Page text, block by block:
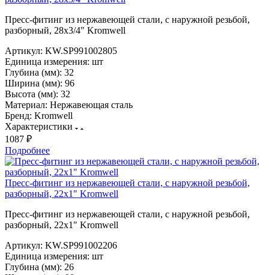
Пресс-фитинг из нержавеющей стали, с наружной резьбой,
разборный, 28х3/4" Kromwell
Артикул: KW.SP991002805
Единица измерения: шт
Глубина (мм): 32
Ширина (мм): 96
Высота (мм): 32
Материал: Нержавеющая сталь
Бренд: Kromwell
Характеристики
1087 ₽
Подробнее
Пресс-фитинг из нержавеющей стали, с наружной резьбой,
разборный, 22х1" Kromwell
Пресс-фитинг из нержавеющей стали, с наружной резьбой,
разборный, 22х1" Kromwell
Артикул: KW.SP991002206
Единица измерения: шт
Глубина (мм): 26